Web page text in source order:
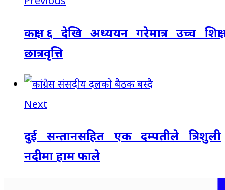
कक्षा ६ देखि अध्ययन गरेमात्र उच्च शिक्षा
छात्रवृत्ति
Next
दुई सन्तानसहित एक दम्पतीले त्रिशुली
नदीमा हाम फाले